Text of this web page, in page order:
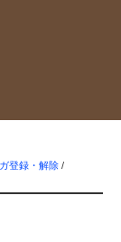
登録・解除 /